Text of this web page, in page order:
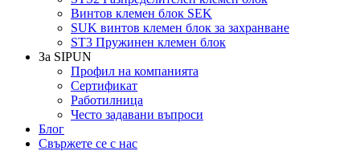
Винтов клемен блок SEK
SUK винтов клемен блок за захранване
ST3 Пружинен клемен блок
За SIPUN
Профил на компанията
Сертификат
Работилница
Често задавани въпроси
Блог
Свържете се с нас